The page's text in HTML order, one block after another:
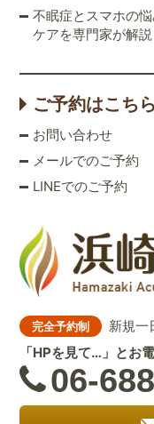
不眠症とスマホの
ケアを専門家が解説
ご予約はこちら
お問い合わせ
メールでのご予約
LINEでのご予約
完全予約制 新規一
「HPを見て…」とお
06-